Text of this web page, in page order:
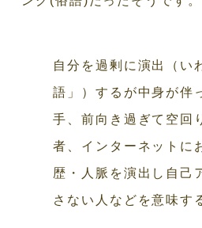
自分を過剰に演出（い
語」）するが中身が伴
手、前向き過ぎて空回
者、インターネットに
歴・人脈を演出し自己
さない人などを意味す